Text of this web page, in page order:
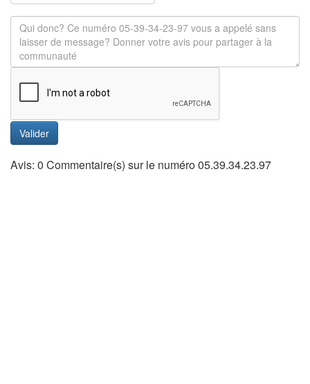
Valider
Avis: 0 Commentaire(s) sur le numéro 05.39.34.23.97